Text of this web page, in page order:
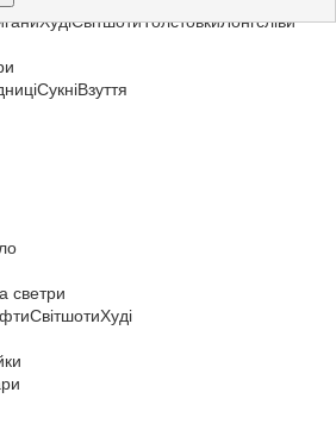
ХудіСвітшотиТолстовкиЛонгсліви
СукніВзуття
светри
СвітшотиХуді